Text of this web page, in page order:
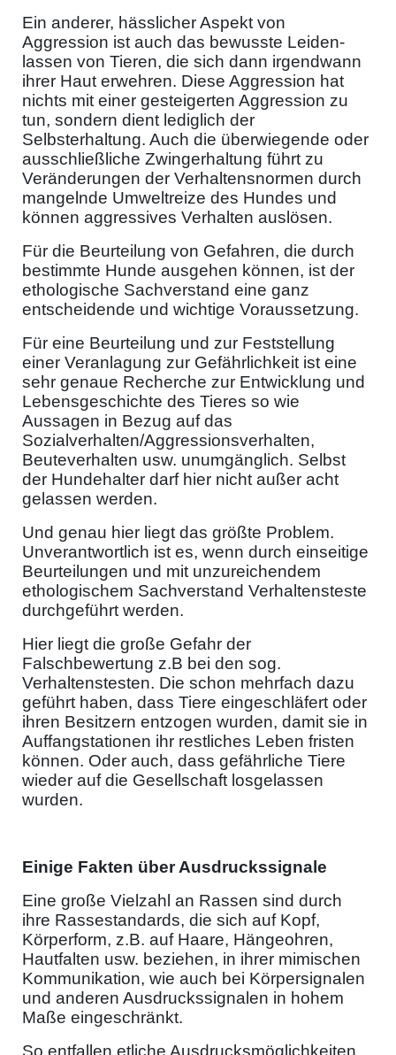
Ein anderer, hässlicher Aspekt von
Aggression ist auch das bewusste Leiden-
lassen von Tieren, die sich dann irgendwann
ihrer Haut erwehren. Diese Aggression hat
nichts mit einer gesteigerten Aggression zu
tun, sondern dient lediglich der
Selbsterhaltung. Auch die überwiegende oder
ausschließliche Zwingerhaltung führt zu
Veränderungen der Verhaltensnormen durch
mangelnde Umweltreize des Hundes und
können aggressives Verhalten auslösen.
Für die Beurteilung von Gefahren, die durch
bestimmte Hunde ausgehen können, ist der
ethologische Sachverstand eine ganz
entscheidende und wichtige Voraussetzung.
Für eine Beurteilung und zur Feststellung
einer Veranlagung zur Gefährlichkeit ist eine
sehr genaue Recherche zur Entwicklung und
Lebensgeschichte des Tieres so wie
Aussagen in Bezug auf das
Sozialverhalten/Aggressionsverhalten,
Beuteverhalten usw. unumgänglich. Selbst
der Hundehalter darf hier nicht außer acht
gelassen werden.
Und genau hier liegt das größte Problem.
Unverantwortlich ist es, wenn durch einseitige
Beurteilungen und mit unzureichendem
ethologischem Sachverstand Verhaltensteste
durchgeführt werden.
Hier liegt die große Gefahr der
Falschbewertung z.B bei den sog.
Verhaltenstesten. Die schon mehrfach dazu
geführt haben, dass Tiere eingeschläfert oder
ihren Besitzern entzogen wurden, damit sie in
Auffangstationen ihr restliches Leben fristen
können. Oder auch, dass gefährliche Tiere
wieder auf die Gesellschaft losgelassen
wurden.
Einige Fakten über Ausdruckssignale
Eine große Vielzahl an Rassen sind durch
ihre Rassestandards, die sich auf Kopf,
Körperform, z.B. auf Haare, Hängeohren,
Hautfalten usw. beziehen, in ihrer mimischen
Kommunikation, wie auch bei Körpersignalen
und anderen Ausdruckssignalen in hohem
Maße eingeschränkt.
So entfallen etliche Ausdrucksmöglichkeiten,